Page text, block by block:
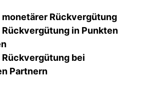
monetärer Rückvergütung
Rückvergütung in Punkten
Rückvergütung bei
Partnern